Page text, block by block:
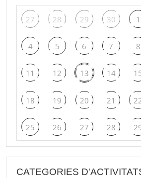
27 28 29 30 1
4 5 6 7 8
11 12 13 14
18 19 20 21
25 26 27 28
CATEGORIES